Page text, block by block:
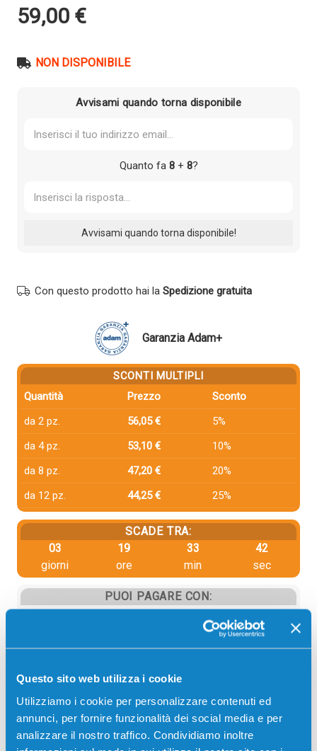
Questo sito web utilizza i cookie
Utilizziamo i cookie per personalizzare contenuti ed
annunci, per fornire funzionalità dei social media e per
analizzare il nostro traffico. Condividiamo inoltre
59,00 €
NON DISPONIBILE
Avvisami quando torna disponibile
Quanto fa 8+ 8?
Con questo prodotto hai la Spedizione gratuita
Garanzia Adam+
SCONTI MULTIPLI
Quantità
Prezzo
Sconto
da 2 pz.
56,05 €
5%
da 4 pz.
53,10 €
10%
da 8 pz.
47,20 €
20%
da 12 pz.
44,25 € 25%
SCADE TRA:
03
giorni
19
ore
33
min
42
sec
PUOI PAGARE CON: